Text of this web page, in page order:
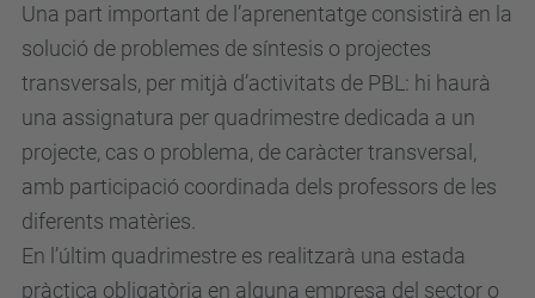
Una part important de l’aprenentatge consistirà en la
solució de problemes de síntesis o projectes
transversals, per mitjà d’activitats de PBL: hi haurà
una assignatura per quadrimestre dedicada a un
projecte, cas o problema, de caràcter transversal,
amb participació coordinada dels professors de les
diferents matèries.
En l’últim quadrimestre es realitzarà una estada
pràctica obligatòria en alguna empresa del sector o